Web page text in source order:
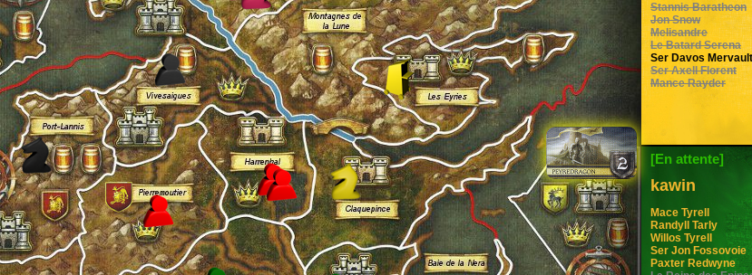
Stannis Baratheon
Jon Snow
Melisandre
Le Batard Serena
Ser Davos Mervault
Ser Axell Florent
Mance Rayder
[En attente]
kawin
Mace Tyrell
Randyll Tarly
Willos Tyrell
Ser Jon Fossovoie
Paxter Redwyne